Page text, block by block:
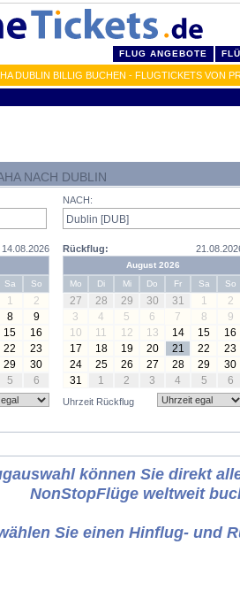
FLUG ANGEBOTE
DUBLIN BILLIG BUCHEN - FLUGTICKETS VON
NACH DUBLIN
14.08.2026
Sa So
1
2
8
9
15
16
22
23
29
30
5 6
NACH:
Rückflug:
August 2026
Mo
Di Mi Do Fr Sa So
27 28 29 30 31 1
2
3
4 5 6 7 8
9
10
11 12 13 14 15
16
17
18 19 20 21 22
23
24
25 26 27 28 29
30
31
1 2 3 4 5 6
Uhrzeit Rückflug
können Sie direkt
NonStopFlüge weltweit
Sie einen Hinflug- und